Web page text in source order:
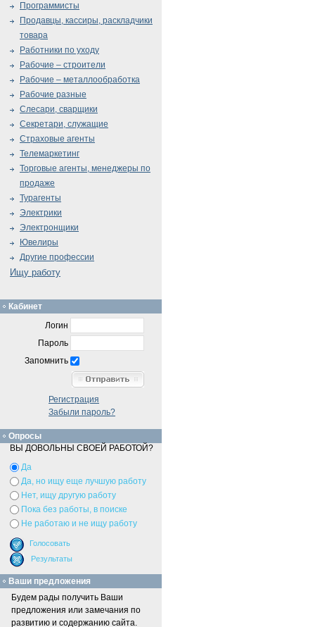
Программисты
Продавцы, кассиры, раскладчики
товара
Работники по уходу
Рабочие – строители
Рабочие – металлообработка
Рабочие разные
Слесари, сварщики
Секретари, служащие
Страховые агенты
Телемаркетинг
Торговые агенты, менеджеры по
продаже
Турагенты
Электрики
Электронщики
Ювелиры
Другие профессии
Ищу работу
Кабинет
Логин
Пароль
Запомнить
Регистрация
Забыли пароль?
Опросы
ВЫ ДОВОЛЬНЫ СВОЕЙ РАБОТОЙ?
Да
Да, но ищу еще лучшую работу
Нет, ищу другую работу
Пока без работы, в поиске
Не работаю и не ищу работу
Ваши предложения
Будем рады получить Ваши
предложения или замечания по
развитию и содержанию сайта.